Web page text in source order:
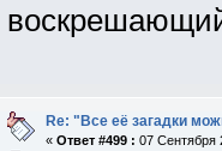
Re: "Все её загадки
« Ответ #499 : 07 Сентября